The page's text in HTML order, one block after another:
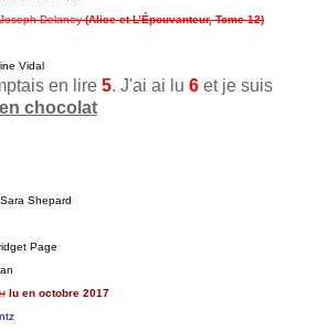
Delaney (Alice et L’Épouvanteur, Tome 12)
Vidal
en lire 5. J'ai ai lu 6 et je suis
chocolat
Sara Shepard
Page
lu en octobre 2017